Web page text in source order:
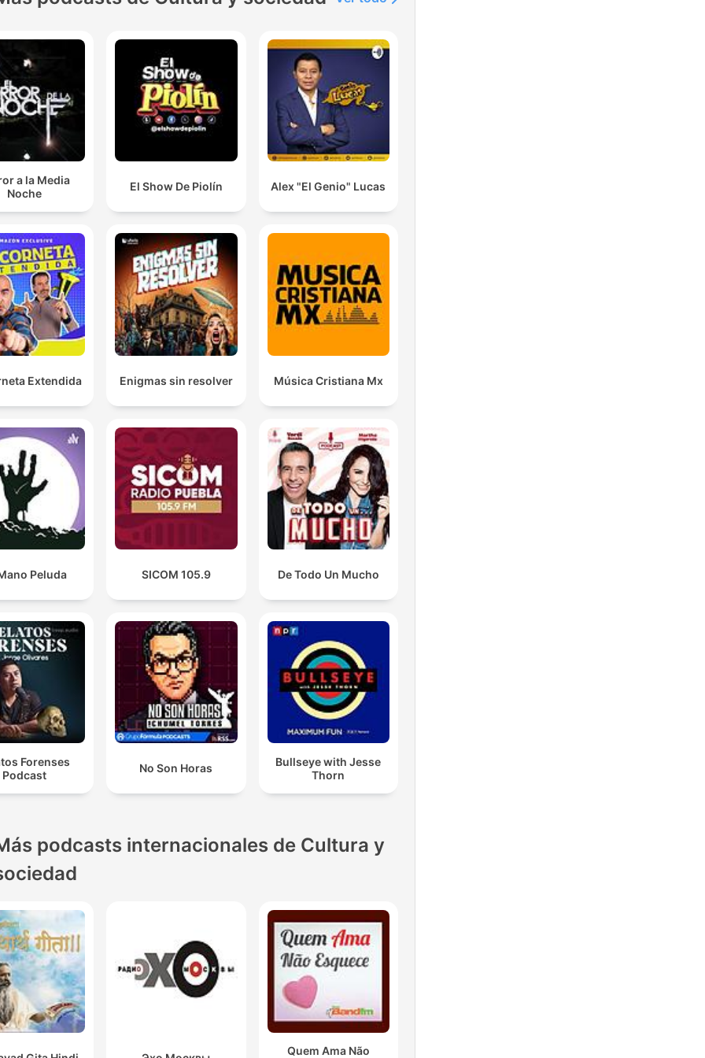
a la Media
Noche
El Show De Piolín Alex "El Genio" Lucas
Extendida Enigmas sin resolver Música Cristiana Mx
Peluda SICOM 105.9 De Todo Un Mucho
Forenses
Podcast
No Son Horas
Bullseye with Jesse
Thorn
podcasts internacionales de Cultura y
Quem Ama Não